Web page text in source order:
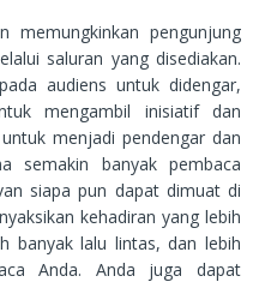
memungkinkan pengunjung
saluran yang disediakan.
audiens untuk didengar,
mengambil inisiatif dan
menjadi pendengar dan
semakin banyak pembaca
siapa pun dapat dimuat di
kehadiran yang lebih
banyak lalu lintas, dan lebih
Anda. Anda juga dapat